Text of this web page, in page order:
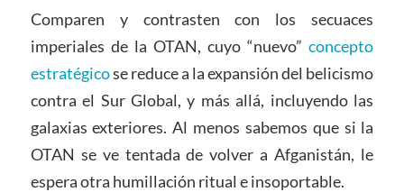
Comparen y contrasten con los secuaces
imperiales de la OTAN, cuyo “nuevo”concepto
estratégicose reduce a la expansión del belicismo
contra el Sur Global, y más allá, incluyendo las
galaxias exteriores. Al menos sabemos que si la
OTAN se ve tentada de volver a Afganistán, le
espera otra humillación ritual e insoportable.